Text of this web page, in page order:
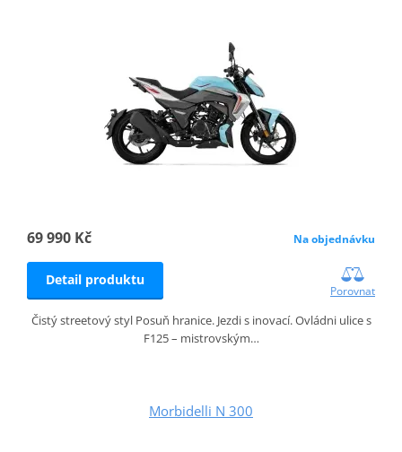
69 990 Kč Na objednávku
Detail produktu
Porovnat
Čistý streetový styl Posuň hranice. Jezdi s inovací. Ovládni ulice s
F125 – mistrovským…
Morbidelli N 300